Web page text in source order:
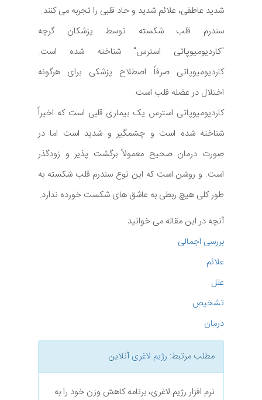
شدید عاطفی، علائم شدید و حاد قلبی را تجربه می کنند.
سندرم قلب شکسته توسط پزشکان گرچه
"کاردیومیوپاتی استرس" شناخته شده است.
کاردیومیوپاتی صرفاً اصطلاح پزشکی برای هرگونه
اختلال در عضله قلب است.
کاردیومیوپاتی استرس یک بیماری قلبی است که اخیراً
شناخته شده است و چشمگیر و شدید است اما در
صورت درمان صحیح معمولاً برگشت پذیر و زودگذر
است. و روشن است که این نوع سندرم قلب شکسته به
طور کلی هیچ ربطی به عاشق های شکست خورده ندارد.
آنچه در این مقاله می خوانید
بررسی اجمالی
علائم
علل
تشخیص
درمان
مطلب مرتبط: رژیم لاغریآنلاین
نرم افزار رژیم لاغری، برنامه کاهش وزن خود را به